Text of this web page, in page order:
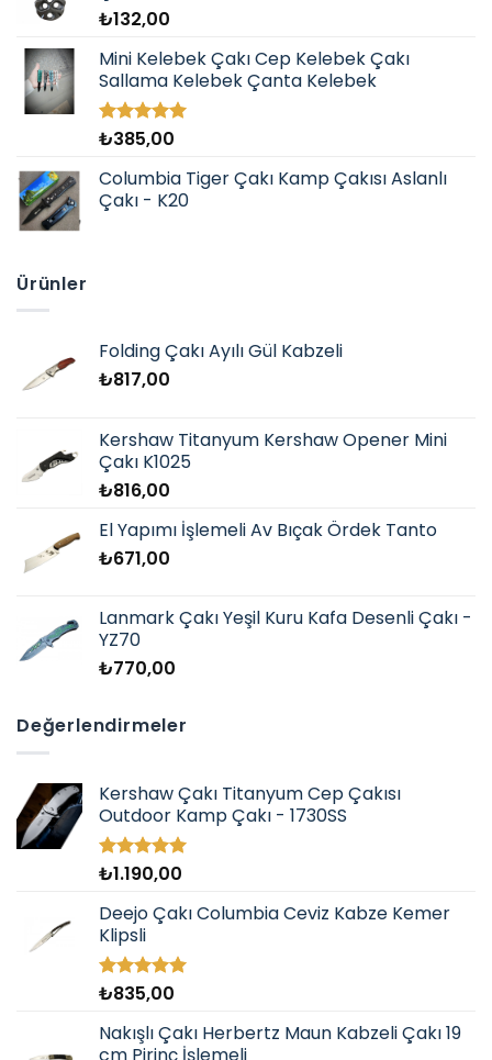
₺132,00
Mini Kelebek Çakı Cep Kelebek Çakı
Sallama Kelebek Çanta Kelebek
5 üzerinden
aldı
₺385,00
Columbia Tiger Çakı Kamp Çakısı Aslanlı
Çakı - K20
Ürünler
Folding Çakı Ayılı Gül Kabzeli
₺817,00
Kershaw Titanyum Kershaw Opener Mini
Çakı K1025
₺816,00
El Yapımı İşlemeli Av Bıçak Ördek Tanto
₺671,00
Lanmark Çakı Yeşil Kuru Kafa Desenli Çakı -
YZ70
₺770,00
Değerlendirmeler
Kershaw Çakı Titanyum Cep Çakısı
Outdoor Kamp Çakı - 1730SS
5 üzerinden
aldı
₺1.190,00
Deejo Çakı Columbia Ceviz Kabze Kemer
Klipsli
5 üzerinden
aldı
₺835,00
Nakışlı Çakı Herbertz Maun Kabzeli Çakı 19